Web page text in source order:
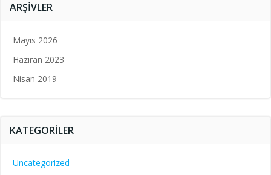
ARŞIVLER
Mayıs 2026
Haziran 2023
Nisan 2019
KATEGORILER
Uncategorized